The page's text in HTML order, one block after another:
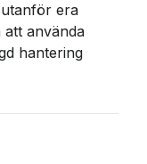
era
att använda
hantering